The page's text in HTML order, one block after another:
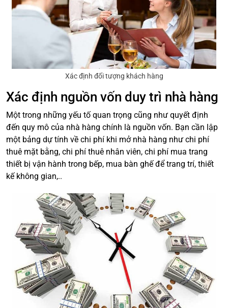
Xác định đối tượng khách hàng
Xác định nguồn vốn duy trì nhà hàng
Một trong những yếu tố quan trọng cũng như quyết định
đến quy mô của nhà hàng chính là nguồn vốn. Bạn cần lập
một bảng dự tính về chi phí khi mở nhà hàng như chi phí
thuê mặt bằng, chi phí thuê nhân viên, chi phí mua trang
thiết bị vận hành trong bếp, mua bàn ghế để trang trí, thiết
kế không gian,..